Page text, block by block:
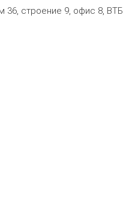
36, строение 9, офис 8, ВТБ